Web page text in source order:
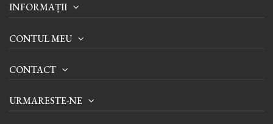
INFORMAȚII
CONTUL MEU
CONTACT
URMARESTE-NE